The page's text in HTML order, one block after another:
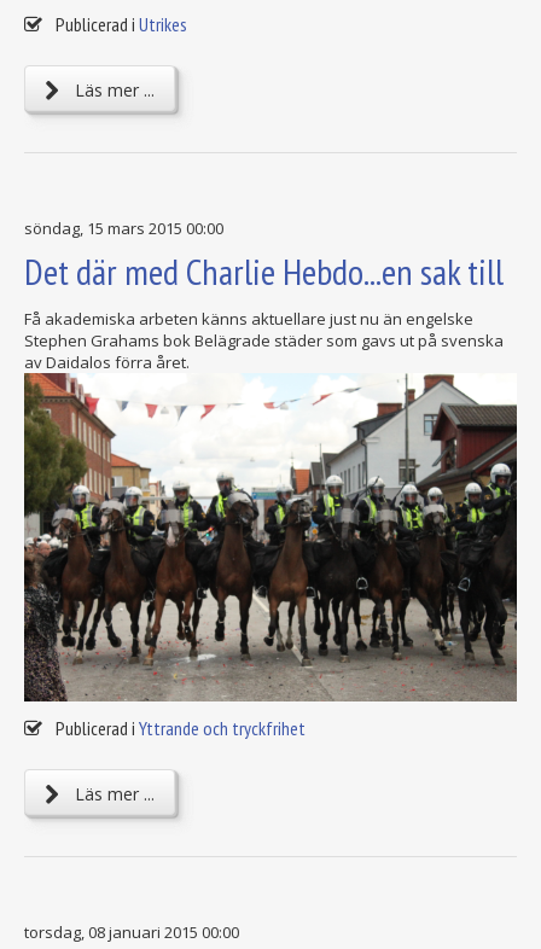
Publicerad i Utrikes
Läs mer ...
söndag, 15 mars 2015 00:00
Det där med Charlie Hebdo...en sak till
Få akademiska arbeten känns aktuellare just nu än engelske
Stephen Grahams bok Belägrade städer som gavs ut på svenska
av Daidalos förra året.
Publicerad i Yttrande och tryckfrihet
Läs mer ...
torsdag, 08 januari 2015 00:00